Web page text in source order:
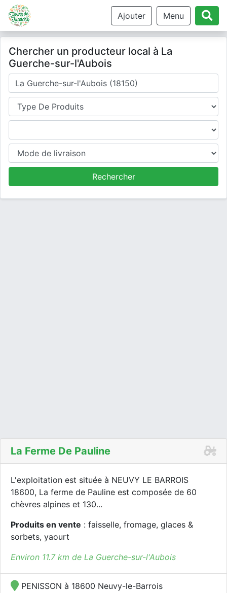
Ajouter Menu
Chercher un producteur local à La
Guerche-sur-l'Aubois
Où cherchez-vous un producteur ?
Type de produits
Produits
Mode de livraison
Rechercher
La Ferme De Pauline
L'exploitation est située à NEUVY LE BARROIS
18600, La ferme de Pauline est composée de 60
chèvres alpines et 130...
Produits en vente : faisselle, fromage, glaces &
sorbets, yaourt
Environ 11.7 km de La Guerche-sur-l'Aubois
PENISSON à 18600 Neuvy-le-Barrois